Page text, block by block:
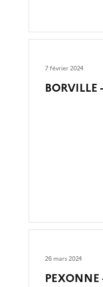
7 février 2024
PEXONNE
26 mars 2024